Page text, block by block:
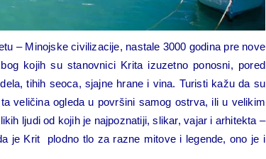
– Minojske civilizacije, nastale 3000 godina pre nove
kojih su stanovnici Krita izuzetno ponosni, pored
tihih seoca, sjajne hrane i vina. Turisti kažu da su
veličina ogleda u površini samog ostrva, ili u velikim
ljudi od kojih je najpoznatiji, slikar, vajar i arhitekta –
je Krit plodno tlo za razne mitove i legende, ono je i